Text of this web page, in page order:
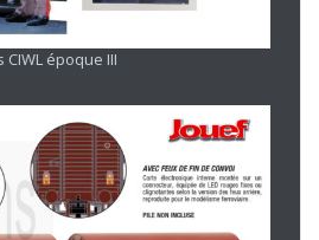
époque III